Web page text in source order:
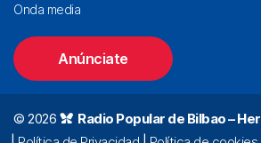
Onda media
Anúnciate
© 2026 Radio Popular de Bilbao –